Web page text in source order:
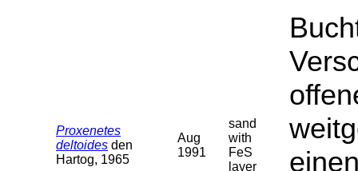
Proxenetes
deltoides den
Hartog, 1965
Aug
1991
sand
with
FeS
layer